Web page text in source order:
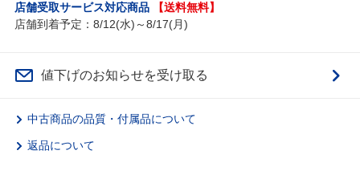
店舗受取サービス対応商品
【送料無料】
店舗到着予定：8/12(水)～8/17(月)
値下げのお知らせを受け取る
中古商品の品質・付属品について
返品について